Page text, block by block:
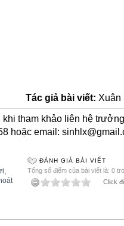
Tác giả bài viết: Xuân
tham khảo liên hệ
hoặc email:
,
ĐÁNH GIÁ BÀI VIẾT
Tổng số điểm của bài viết là: 0
Click